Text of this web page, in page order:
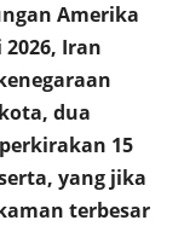
Amerika
Iran
dua
15
yang jika
terbesar